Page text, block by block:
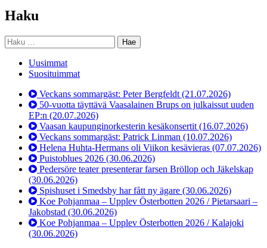
Haku
Haku:
Uusimmat
Suosituimmat
Veckans sommargäst: Peter Bergfeldt (21.07.2026)
50-vuotta täyttävä Vaasalainen Brups on julkaissut uuden
EP:n (20.07.2026)
Vaasan kaupunginorkesterin kesäkonsertit (16.07.2026)
Veckans sommargäst: Patrick Linman (10.07.2026)
Helena Huhta-Hermans oli Viikon kesävieras (07.07.2026)
Puistoblues 2026 (30.06.2026)
Pedersöre teater presenterar farsen Bröllop och Jäkelskap
(30.06.2026)
Spishuset i Smedsby har fått ny ägare (30.06.2026)
Koe Pohjanmaa – Upplev Österbotten 2026 / Pietarsaari –
Jakobstad (30.06.2026)
Koe Pohjanmaa – Upplev Österbotten 2026 / Kalajoki
(30.06.2026)